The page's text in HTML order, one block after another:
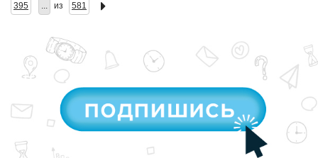
395
... из 581